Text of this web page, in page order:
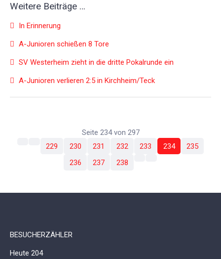
Weitere Beiträge …
In Erinnerung
A-Junioren schießen 8 Tore
SV Westerheim zieht in die dritte Pokalrunde ein
A-Junioren verlieren 2:5 in Kirchheim/Teck
229 230 231 232 233 234
235
236
237 238
Seite 234 von 297
BESUCHERZÄHLER
Heute 204